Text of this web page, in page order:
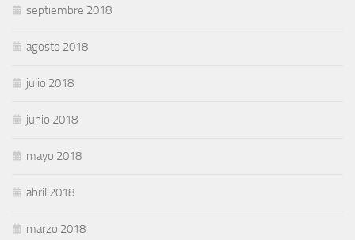
septiembre 2018
agosto 2018
julio 2018
junio 2018
mayo 2018
abril 2018
marzo 2018